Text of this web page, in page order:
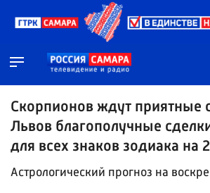
Скорпионов ждут приятные
Львов благополучные
для всех знаков зодиака на
Астрологический прогноз на